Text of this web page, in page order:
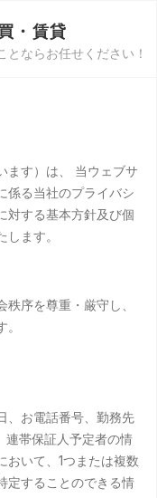
・賃貸
ならお任せください！
ます）は、 当ウェブサ
係る当社のプライバシ
対する基本方針及び個
ます。
序を尊重・厳守し、
、お電話番号、勤務先
連帯保証人予定者の情
おいて、1つまたは複数
定することのできる情